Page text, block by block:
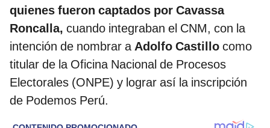
quienes fueron captados por Cavassa
Roncalla, cuando integraban el CNM, con la
intención de nombrar aAdolfo Castillo como
titular de la Oficina Nacional de Procesos
Electorales (ONPE) y lograr así la inscripción
de Podemos Perú.